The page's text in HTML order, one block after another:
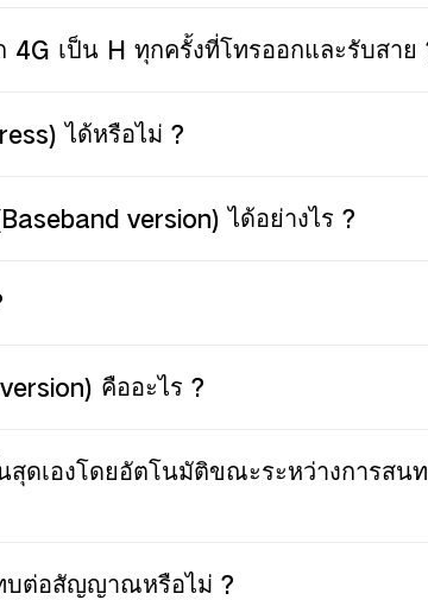
เป็น H ทุกครั้งที่โทรออกและรับสาย
ได้หรือไม่ ?
version) ได้อย่างไร ?
คืออะไร ?
สุดเองโดยอัตโนมัติขณะระหว่างการสน
บต่อสัญญาณหรือไม่ ?